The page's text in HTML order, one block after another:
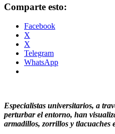
Comparte esto:
Facebook
X
X
Telegram
WhatsApp
Especialistas universitarios, a
perturbar el entorno, han
armadillos, zorrillos y tlacuaches